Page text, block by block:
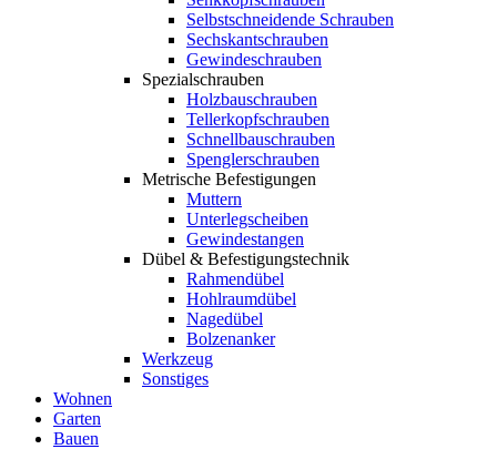
Selbstschneidende Schrauben
Sechskantschrauben
Gewindeschrauben
Spezialschrauben
Holzbauschrauben
Tellerkopfschrauben
Schnellbauschrauben
Spenglerschrauben
Metrische Befestigungen
Muttern
Unterlegscheiben
Gewindestangen
Dübel & Befestigungstechnik
Rahmendübel
Hohlraumdübel
Nagedübel
Bolzenanker
Werkzeug
Sonstiges
Wohnen
Garten
Bauen